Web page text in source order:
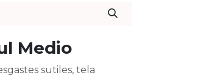
Medio
sutiles, tela